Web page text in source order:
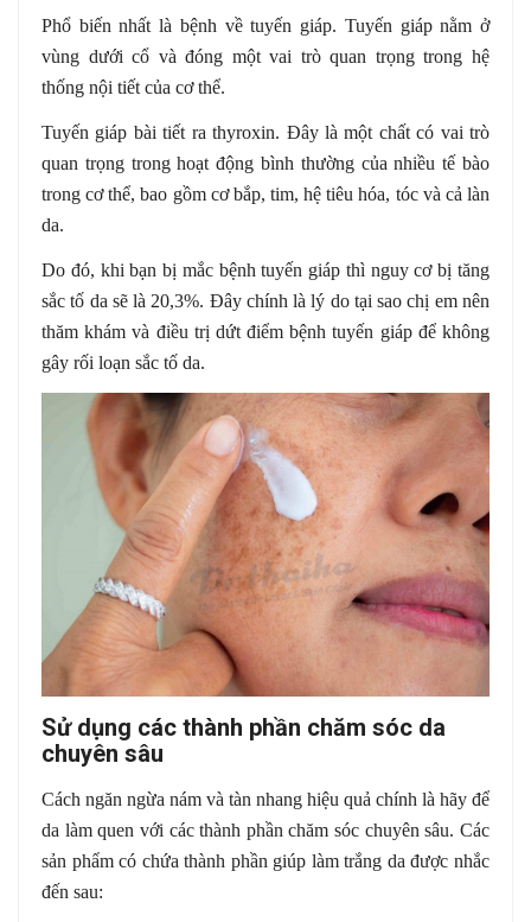
Phổ biến nhất là bệnh về tuyến giáp. Tuyến giáp nằm ở
vùng dưới cổ và đóng một vai trò quan trọng trong hệ
thống nội tiết của cơ thể.
Tuyến giáp bài tiết ra thyroxin. Đây là một chất có vai trò
quan trọng trong hoạt động bình thường của nhiều tế bào
trong cơ thể, bao gồm cơ bắp, tim, hệ tiêu hóa, tóc và cả làn
da.
Do đó, khi bạn bị mắc bệnh tuyến giáp thì nguy cơ bị tăng
sắc tố da sẽ là 20,3%. Đây chính là lý do tại sao chị em nên
thăm khám và điều trị dứt điểm bệnh tuyến giáp để không
gây rối loạn sắc tố da.
Sử dụng các thành phần chăm sóc da
chuyên sâu
Cách ngăn ngừa nám và tàn nhang hiệu quả chính là hãy để
da làm quen với các thành phần chăm sóc chuyên sâu. Các
sản phẩm có chứa thành phần giúp làm trắng da được nhắc
đến sau: